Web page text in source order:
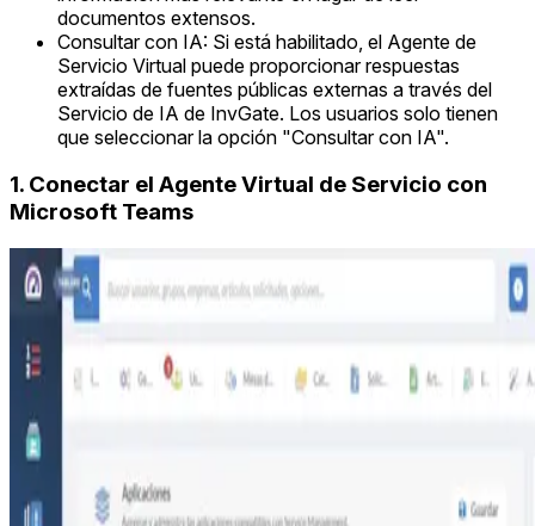
documentos extensos.
Consultar con IA: Si está habilitado, el Agente de
Servicio Virtual puede proporcionar respuestas
extraídas de fuentes públicas externas a través del
Servicio de IA de InvGate. Los usuarios solo tienen
que seleccionar la opción "Consultar con IA".
1. Conectar el Agente Virtual de Servicio con
Microsoft Teams